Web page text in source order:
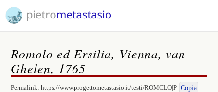
Romolo ed Ersilia, Vienna, van
Ghelen, 1765
Permalink:https://www.progettometastasio.it/testi/ROMOLO|P Copia